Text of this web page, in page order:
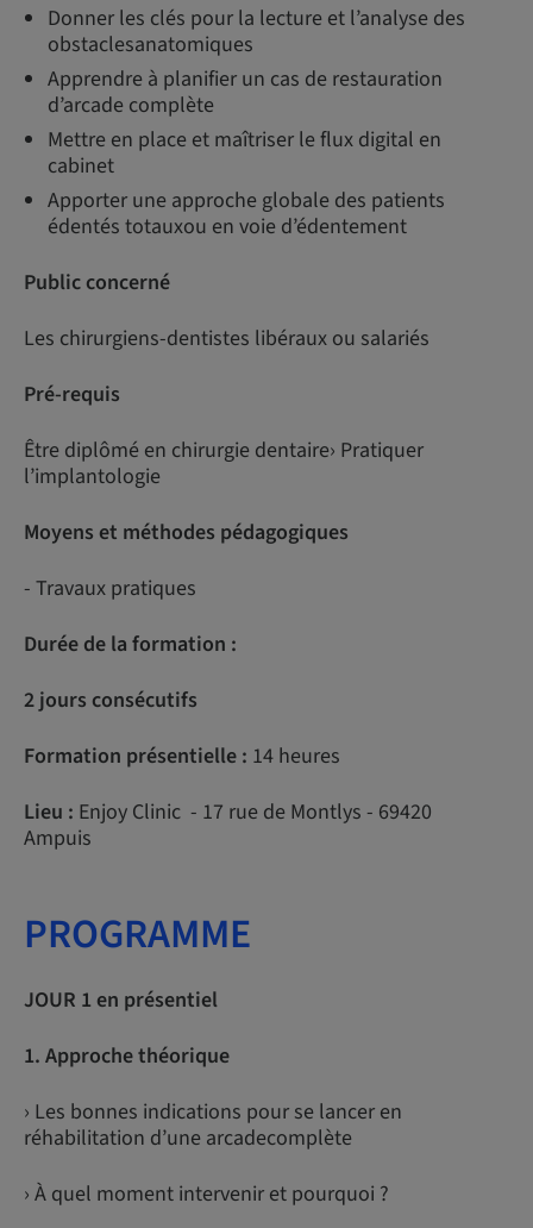
Donner les clés pour la lecture et l’analyse des
obstaclesanatomiques
Apprendre à planifier un cas de restauration
d’arcade complète
Mettre en place et maîtriser le flux digital en
cabinet
Apporter une approche globale des patients
édentés totauxou en voie d’édentement
Public concerné
Les chirurgiens-dentistes libéraux ou salariés
Pré-requis
Être diplômé en chirurgie dentaire› Pratiquer
l’implantologie
Moyens et méthodes pédagogiques
- Travaux pratiques
Durée de la formation :
2 jours consécutifs
Formation présentielle : 14 heures
Lieu : Enjoy Clinic - 17 rue de Montlys - 69420
Ampuis
PROGRAMME
JOUR 1 en présentiel
1. Approche théorique
› Les bonnes indications pour se lancer en
réhabilitation d’une arcadecomplète
› À quel moment intervenir et pourquoi ?